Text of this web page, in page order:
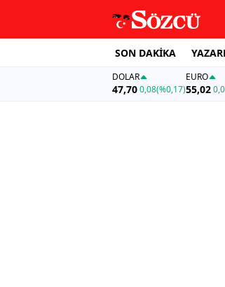
SON DAKİKA
DOLAR
47,700,08(%0,17)
EURO
55,02